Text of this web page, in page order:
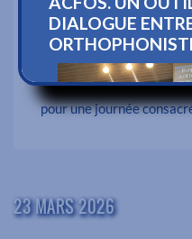
L’EHPAD de
SAMID
pour une journée
23 MARS 2026